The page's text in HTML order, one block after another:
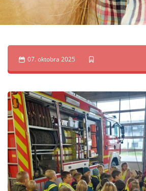
07. oktobra 2025